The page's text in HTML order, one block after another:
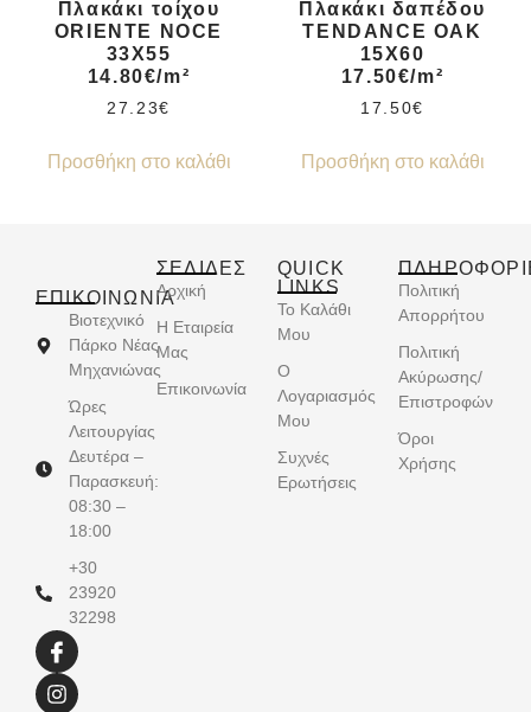
Πλακάκι τοίχου
ORIENTE NOCE
33X55
14.80€/m²
27.23€
Προσθήκη στο καλάθι
Πλακάκι δαπέδου
TENDANCE OAK
15X60
17.50€/m²
17.50€
Προσθήκη στο καλάθι
ΕΠΙΚΟΙΝΩΝΊΑ
Βιοτεχνικό
Πάρκο Νέας
Μηχανιώνας
Ώρες
Λειτουργίας
Δευτέρα –
Παρασκευή:
08:30 –
18:00
+30
23920
32298
ΣΕΛΙΔΕΣ
Αρχική
Η Εταιρεία
Μας
Επικοινωνία
QUICK
LINKS
Το Καλάθι
Μου
Ο
Λογαριασμός
Μου
Συχνές
Ερωτήσεις
Πολιτική
Απορρήτου
Πολιτική
Ακύρωσης/
Επιστροφών
Όροι
Χρήσης